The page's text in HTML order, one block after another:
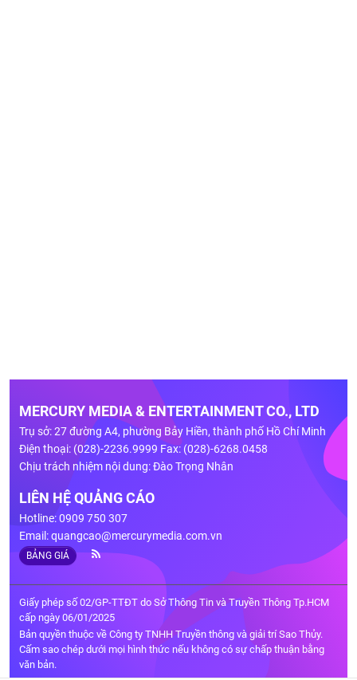
MERCURY MEDIA & ENTERTAINMENT CO., LTD
Trụ sở: 27 đường A4, phường Bảy Hiền, thành phố Hồ Chí Minh
Điện thoại: (028)-2236.9999 Fax: (028)-6268.0458
Chịu trách nhiệm nội dung: Đào Trọng Nhân
LIÊN HỆ QUẢNG CÁO
Hotline: 0909 750 307
Email:quangcao@mercurymedia.com.vn
BẢNG GIÁ
Giấy phép số 02/GP-TTĐT do Sở Thông Tin và Truyền Thông Tp.HCM
cấp ngày 06/01/2025
Bản quyền thuộc về Công ty TNHH Truyền thông và giải trí Sao Thủy.
Cấm sao chép dưới mọi hình thức nếu không có sự chấp thuận bằng
văn bản.